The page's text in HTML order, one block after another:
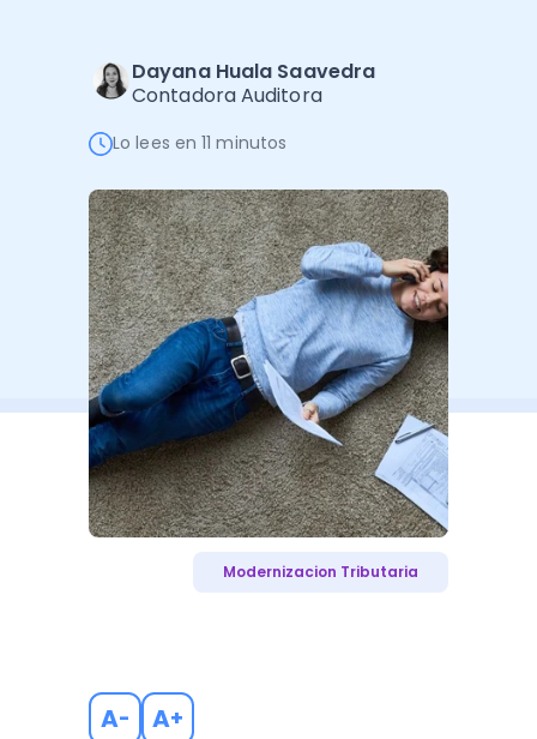
Software Factura y Administración
Autores
Dayana Huala Saavedra
Contadora Auditora
Lo lees en 11 minutos
Modernizacion Tributaria
A- A+